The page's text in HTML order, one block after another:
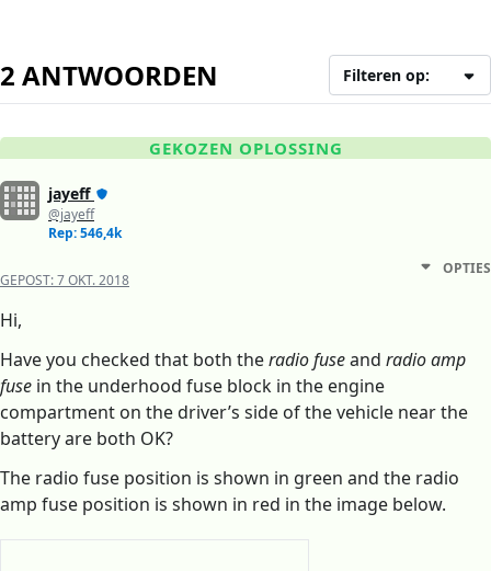
2 ANTWOORDEN Filteren op:
GEKOZEN OPLOSSING
jayeff
@jayeff
Rep: 546,4k
GEPOST:7 OKT. 2018
OPTIES
Hi,
Have you checked that both theradio fuseand radio amp
fuse in the underhood fuse block in the engine
compartment on the driver’s side of the vehicle near the
battery are both OK?
The radio fuse position is shown in green and the radio
amp fuse position is shown in red in the image below.